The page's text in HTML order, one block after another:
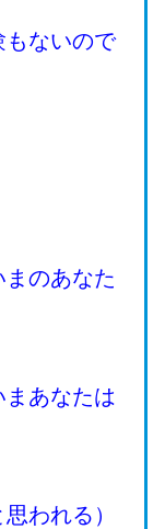
もないので
のあなた
あなたは
われる）